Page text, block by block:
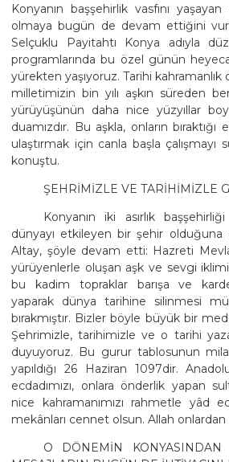
Konyanın başşehirlik vasfını
olmaya bugün de devam ettiğini
Selçuklu Payitahtı Konya adıyla
programlarında bu özel günün
yürekten yaşıyoruz. Tarihi kahramanlık
milletimizin bin yılı aşkın süreden
yürüyüşünün daha nice yüzyıllar
duamızdır. Bu aşkla, onların
ulaştırmak için canla başla çalışmayı
konuştu.
ŞEHRİMİZLE VE TARİHİMİZLE
Konyanın iki asırlık
dünyayı etkileyen bir şehir
Altay, şöyle devam etti: Hazreti
yürüyenlerle oluşan aşk ve sevgi
bu kadim topraklar barışa ve
yaparak dünya tarihine silinmesi
bırakmıştır. Bizler böyle büyük bir
Şehrimizle, tarihimizle ve o tarihi
duyuyoruz. Bu gurur tablosunun
yapıldığı 26 Haziran 1097dir.
ecdadımızı, onlara önderlik yapan
nice kahramanımızı rahmetle yâd
mekânları cennet olsun. Allah onlardan
O DÖNEMİN KONYASINDAN